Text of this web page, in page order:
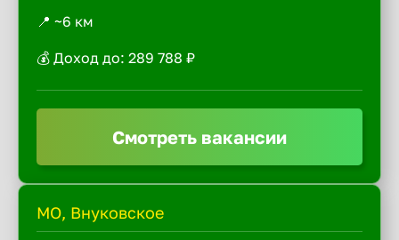
📍 ~6 км
💰 Доход до: 289 788 ₽
Смотреть вакансии
МО, Внуковское